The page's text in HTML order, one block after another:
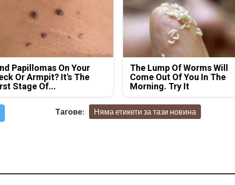
Papillomas On Your
Or Armpit? It's The
Stage Of...
The Lump Of Worms Will
Come Out Of You In The
Morning. Try It
Тагове: Няма етикети за тази новина